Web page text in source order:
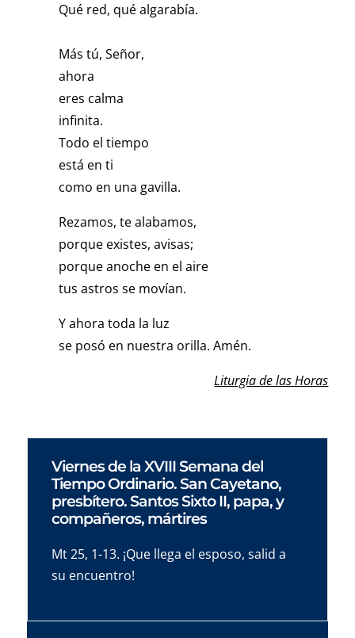
Qué red, qué algarabía.
Más tú, Señor,
ahora
eres calma
infinita.
Todo el tiempo
está en ti
como en una gavilla.
Rezamos, te alabamos,
porque existes, avisas;
porque anoche en el aire
tus astros se movían.
Y ahora toda la luz
se posó en nuestra orilla. Amén.
Liturgia de las Horas
Viernes de la XVIII Semana del
Tiempo Ordinario. San Cayetano,
presbítero. Santos Sixto II, papa, y
compañeros, mártires
Mt 25, 1-13. ¡Que llega el esposo, salid a
su encuentro!